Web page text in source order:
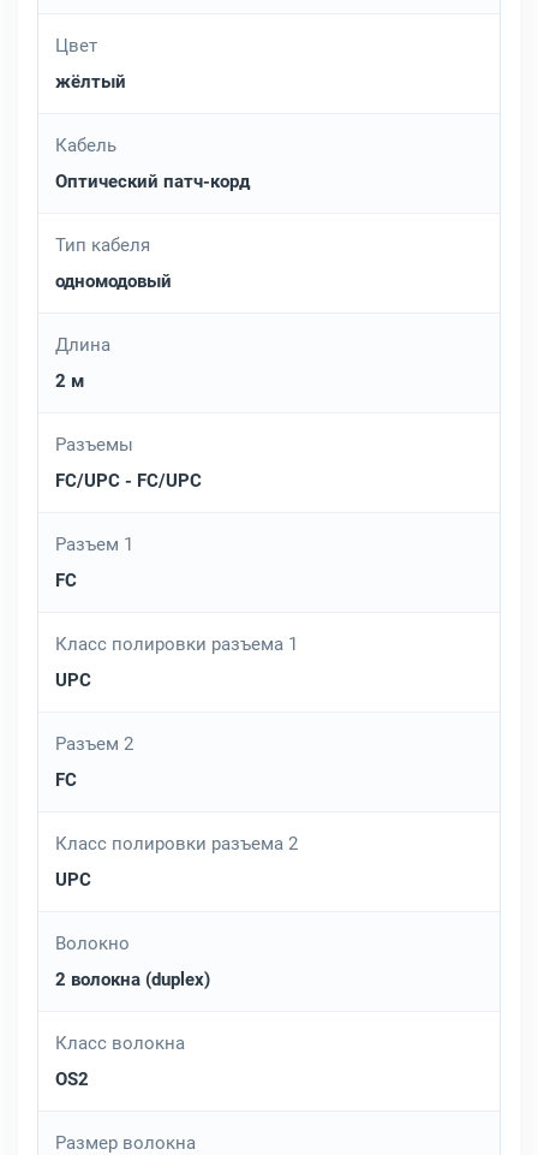
Цвет
жёлтый
Кабель
Оптический патч-корд
Тип кабеля
одномодовый
Длина
2 м
Разъемы
FC/UPC - FC/UPC
Разъем 1
FC
Класс полировки разъема 1
UPC
Разъем 2
FC
Класс полировки разъема 2
UPC
Волокно
2 волокна (duplex)
Класс волокна
OS2
Размер волокна